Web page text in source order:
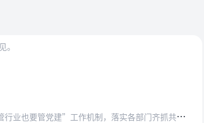
，落实各部门齐抓共管工作责任。进一步理顺行业协会商…